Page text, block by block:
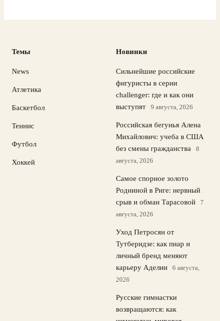
Темы
News
Атлетика
Баскетбол
Теннис
Футбол
Хоккей
Новинки
Сильнейшие российские
фигуристы в серии
challenger: где и как они
выступят
9 августа, 2026
Российская бегунья Алена
Михайлович: учеба в США
без смены гражданства
8
августа, 2026
Самое спорное золото
Родниной в Риге: нервный
срыв и обман Тарасовой
7
августа, 2026
Уход Петросян от
Тутберидзе: как пиар и
личный бренд меняют
карьеру Аделии
6 августа,
2026
Русские гимнастки
возвращаются: как